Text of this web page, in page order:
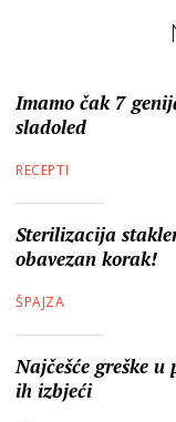
Imamo čak 7
sladoled
RECEPTI
Sterilizacija
obavezan korak!
ŠPAJZA
Najčešće greške
ih izbjeći